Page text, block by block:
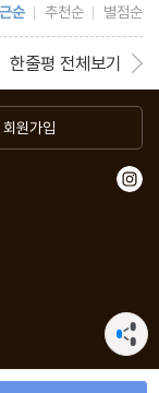
는 그것을 관찰하는
있을까?
용 가치로 가늠되는
끌릴까?
다워야 할까?
걱정해야 할까?
들까?
순 추천순 별점순
한줄평 전체보기
회원가입